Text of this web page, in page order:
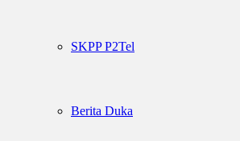
SKPP P2Tel
Berita Duka